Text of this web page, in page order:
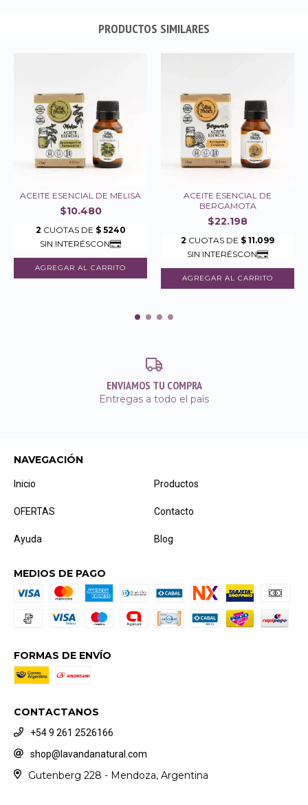
PRODUCTOS SIMILARES
ACEITE ESENCIAL DE MELISA
$10.480
ACEITE ESENCIAL DE
BERGAMOTA
$22.198
ENVIAMOS TU COMPRA
Entregas a todo el país
NAVEGACIÓN
Inicio Productos
OFERTAS Contacto
Ayuda Blog
MEDIOS DE PAGO
FORMAS DE ENVÍO
CONTACTANOS
+54 9 261 2526166
shop@lavandanatural.com
Gutenberg 228 - Mendoza, Argentina